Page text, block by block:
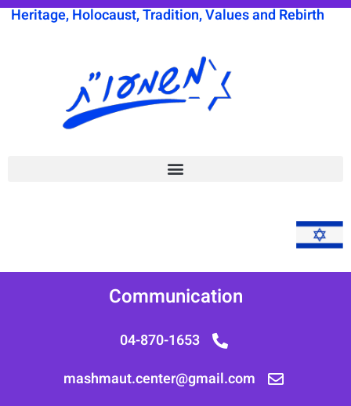
Heritage, Holocaust, Tradition, Values and
Communication
04-870-1653
mashmaut.center@gmail.com